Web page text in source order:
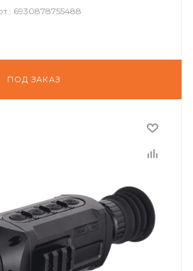
6930878755488
ПОД ЗАКАЗ